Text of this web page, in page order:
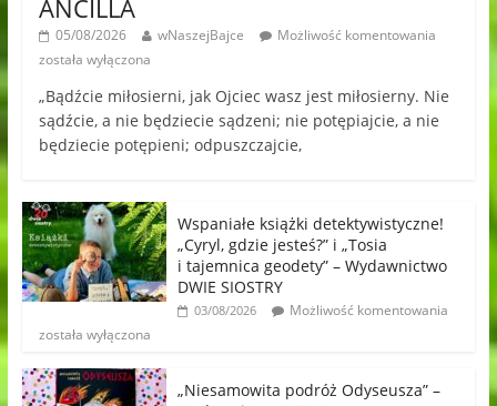
ANCILLA
05/08/2026 wNaszejBajce
Możliwość komentowania
została wyłączona
„Bądźcie miłosierni, jak Ojciec wasz jest miłosierny. Nie
sądźcie, a nie będziecie sądzeni; nie potępiajcie, a nie
będziecie potępieni; odpuszczajcie,
Wspaniałe książki detektywistyczne!
„Cyryl, gdzie jesteś?” i „Tosia
i tajemnica geodety” – Wydawnictwo
DWIE SIOSTRY
03/08/2026
Możliwość komentowania
została wyłączona
„Niesamowita podróż Odyseusza” –